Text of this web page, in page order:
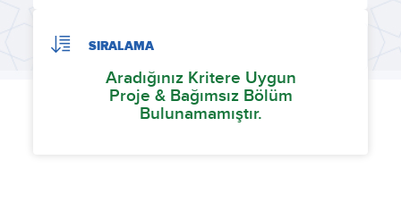
SIRALAMA
Aradığınız Kritere Uygun
Proje & Bağımsız Bölüm
Bulunamamıştır.